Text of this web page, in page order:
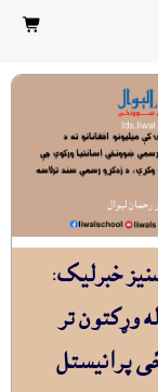

ډسمبر ٧، ٢٠٢٢، رسنيز خبرليک:
وړکتون تر
پرانيستل